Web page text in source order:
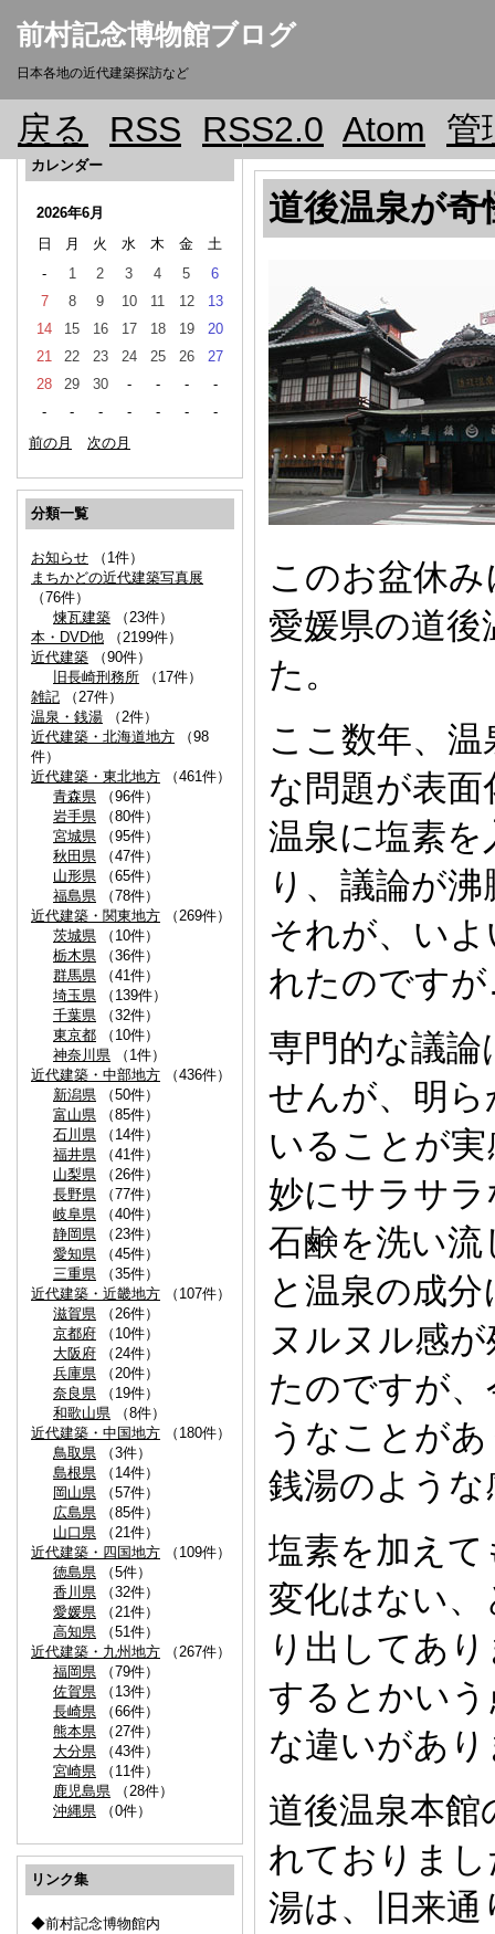
前村記念博物館ブログ
日本各地の近代建築探訪など
戻る RSS RSS2.0 Atom 管
カレンダー
2026年6月
日
月 火 水 木 金
土
-
1 2 3 4 5
6
7
8 9 10 11 12
13
14
15 16 17 18 19
20
21
22 23 24 25 26
27
28
29 30 - - -
-
-
- - - - -
-
前の月
次の月
分類一覧
お知らせ （1件）
まちかどの近代建築写真展
（76件）
煉瓦建築 （23件）
本・DVD他 （2199件）
近代建築 （90件）
旧長崎刑務所 （17件）
雑記 （27件）
温泉・銭湯 （2件）
近代建築・北海道地方 （98
件）
近代建築・東北地方 （461件）
青森県 （96件）
岩手県 （80件）
宮城県 （95件）
秋田県 （47件）
山形県 （65件）
福島県 （78件）
近代建築・関東地方 （269件）
茨城県 （10件）
栃木県 （36件）
群馬県 （41件）
埼玉県 （139件）
千葉県 （32件）
東京都 （10件）
神奈川県 （1件）
近代建築・中部地方 （436件）
新潟県 （50件）
富山県 （85件）
石川県 （14件）
福井県 （41件）
山梨県 （26件）
長野県 （77件）
岐阜県 （40件）
静岡県 （23件）
愛知県 （45件）
三重県 （35件）
近代建築・近畿地方 （107件）
滋賀県 （26件）
京都府 （10件）
大阪府 （24件）
兵庫県 （20件）
奈良県 （19件）
和歌山県 （8件）
近代建築・中国地方 （180件）
鳥取県 （3件）
島根県 （14件）
岡山県 （57件）
広島県 （85件）
山口県 （21件）
近代建築・四国地方 （109件）
徳島県 （5件）
香川県 （32件）
愛媛県 （21件）
高知県 （51件）
近代建築・九州地方 （267件）
福岡県 （79件）
佐賀県 （13件）
長崎県 （66件）
熊本県 （27件）
大分県 （43件）
宮崎県 （11件）
鹿児島県 （28件）
沖縄県 （0件）
リンク集
◆前村記念博物館内
道後温泉が奇
このお盆休
愛媛県の道
た。
ここ数年、
な問題が表
温泉に塩素
り、議論が
それが、い
れたのです
専門的な議
せんが、明
いることが
妙にサラサ
石鹸を洗い
と温泉の成
ヌルヌル感
たのですが
うなことが
銭湯のよう
塩素を加え
変化はない
り出してあ
するとかい
な違いがあ
道後温泉本
れておりま
湯は、旧来